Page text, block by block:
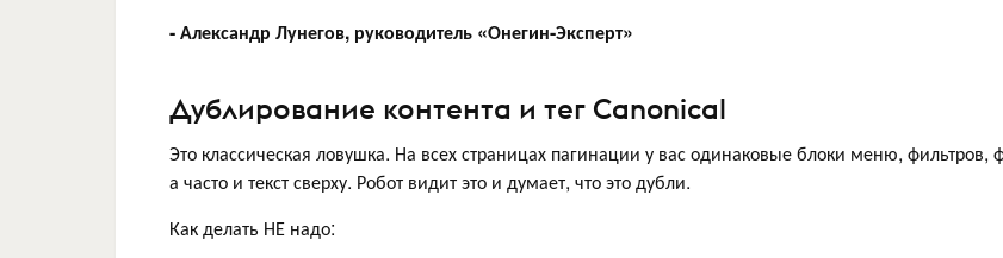
- Александр Лунегов, руководитель «Онегин-Эксперт»
Дублирование контента и тег Canonical
Это классическая ловушка. На всех страницах пагинации у вас одинаковые блоки меню, фильтров,
а часто и текст сверху. Робот видит это и думает, что это дубли.
Как делать НЕ надо: